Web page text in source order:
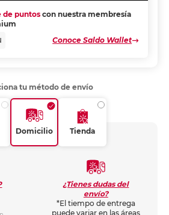
de puntos con nuestra membresía
Conoce Saldo Wallet
tu método de envío
Domicilio Tienda
¿Tienes dudas del
envío?
*El tiempo de entrega
puede variar en las áreas